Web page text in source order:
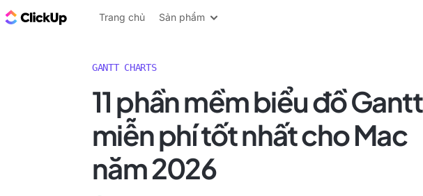
ClickUp Blog
Trang chủ Sản phẩm
GANTT CHARTS
11 phần mềm biểu đồ Gantt
miễn phí tốt nhất cho Mac
năm 2026